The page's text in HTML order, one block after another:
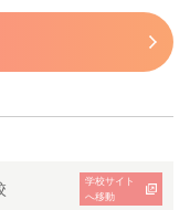
学校サイト
へ移動